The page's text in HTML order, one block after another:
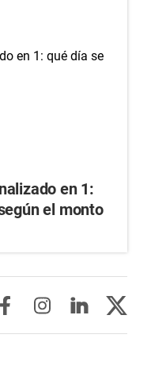
en 1:
el monto